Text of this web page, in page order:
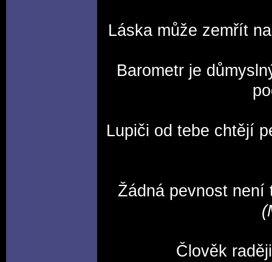
Láska může zemřít
Barometr je
Lupiči od tebe chtějí
Žádná pevnost není
Člověk